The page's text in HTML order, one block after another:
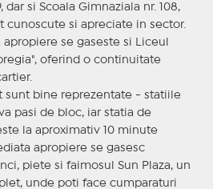
dar si Scoala Gimnaziala nr. 108,
cunoscute si apreciate in sector.
se gaseste si Liceul
oferind o continuitate
sunt bine reprezentate - statiile
pasi de bloc, iar statia de
la aproximativ 10 minute
apropiere se gasesc
piete si faimosul Sun Plaza, un
unde poti face cumparaturi